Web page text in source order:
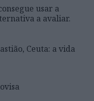
usar a
a avaliar.
Ceuta: a vida